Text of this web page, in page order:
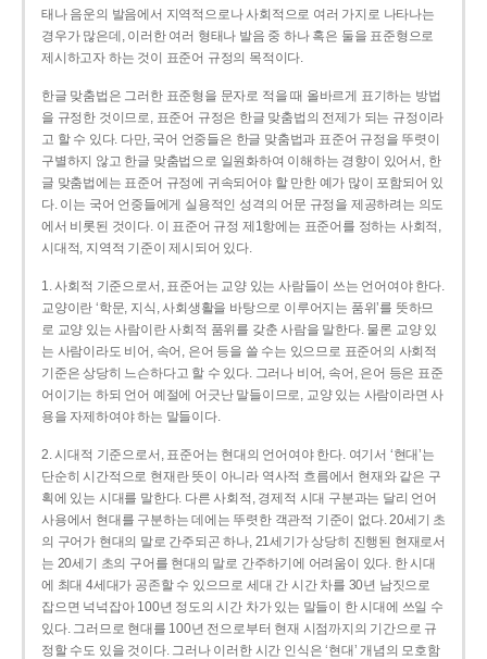
태나 음운의 발음에서 지역적으로나 사회적으로 여러 가지로 나타나는
경우가 많은데, 이러한 여러 형태나 발음 중 하나 혹은 둘을 표준형으로
제시하고자 하는 것이 표준어 규정의 목적이다.
한글 맞춤법은 그러한 표준형을 문자로 적을 때 올바르게 표기하는 방법
을 규정한 것이므로, 표준어 규정은 한글 맞춤법의 전제가 되는 규정이라
고 할 수 있다. 다만, 국어 언중들은 한글 맞춤법과 표준어 규정을 뚜렷이
구별하지 않고 한글 맞춤법으로 일원화하여 이해하는 경향이 있어서, 한
글 맞춤법에는 표준어 규정에 귀속되어야 할 만한 예가 많이 포함되어 있
다. 이는 국어 언중들에게 실용적인 성격의 어문 규정을 제공하려는 의도
에서 비롯된 것이다. 이 표준어 규정 제1항에는 표준어를 정하는 사회적,
시대적, 지역적 기준이 제시되어 있다.
1. 사회적 기준으로서, 표준어는 교양 있는 사람들이 쓰는 언어여야 한다.
교양이란 ‘학문, 지식, 사회생활을 바탕으로 이루어지는 품위’를 뜻하므
로 교양 있는 사람이란 사회적 품위를 갖춘 사람을 말한다. 물론 교양 있
는 사람이라도 비어, 속어, 은어 등을 쓸 수는 있으므로 표준어의 사회적
기준은 상당히 느슨하다고 할 수 있다. 그러나 비어, 속어, 은어 등은 표준
어이기는 하되 언어 예절에 어긋난 말들이므로, 교양 있는 사람이라면 사
용을 자제하여야 하는 말들이다.
2. 시대적 기준으로서, 표준어는 현대의 언어여야 한다. 여기서 ‘현대’는
단순히 시간적으로 현재란 뜻이 아니라 역사적 흐름에서 현재와 같은 구
획에 있는 시대를 말한다. 다른 사회적, 경제적 시대 구분과는 달리 언어
사용에서 현대를 구분하는 데에는 뚜렷한 객관적 기준이 없다. 20세기 초
의 구어가 현대의 말로 간주되곤 하나, 21세기가 상당히 진행된 현재로서
는 20세기 초의 구어를 현대의 말로 간주하기에 어려움이 있다. 한 시대
에 최대 4세대가 공존할 수 있으므로 세대 간 시간 차를 30년 남짓으로
잡으면 넉넉잡아 100년 정도의 시간 차가 있는 말들이 한 시대에 쓰일 수
있다. 그러므로 현대를 100년 전으로부터 현재 시점까지의 기간으로 규
정할 수도 있을 것이다. 그러나 이러한 시간 인식은 ‘현대’ 개념의 모호함